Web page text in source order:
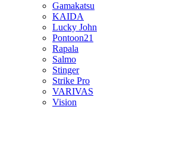
Gamakatsu
KAIDA
Lucky John
Pontoon21
Rapala
Salmo
Stinger
Strike Pro
VARIVAS
Vision